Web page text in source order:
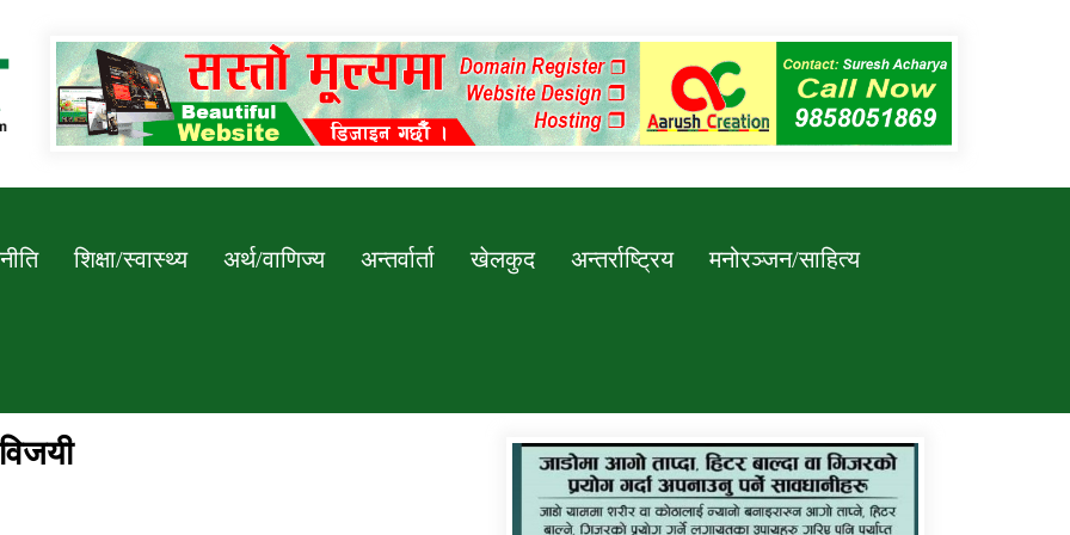
Newssarokar
शिक्षा/स्वास्थ्य अर्थ/वाणिज्य अन्तर्वार्ता खेलकुद अन्तर्राष्ट्रिय मनोरञ्जन/साहित्य
कर्णाली प्रविधि शिक्षालय जुम्लाको सुचना